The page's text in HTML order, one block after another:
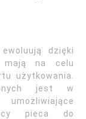
dzięki
mają na celu
użytkowania.
jest w
umożliwiające
pieca do